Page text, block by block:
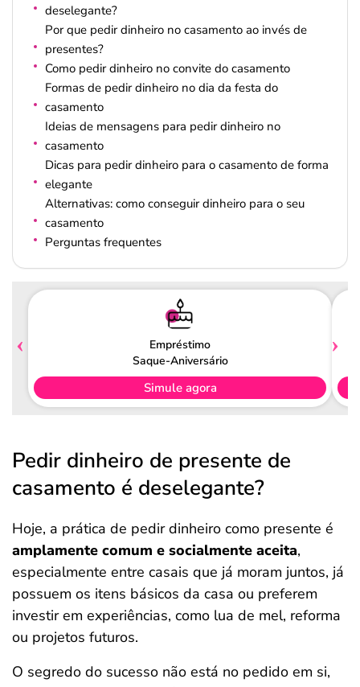
deselegante?
Por que pedir dinheiro no casamento ao invés de
presentes?
Como pedir dinheiro no convite do casamento
Formas de pedir dinheiro no dia da festa do
casamento
Ideias de mensagens para pedir dinheiro no
casamento
Dicas para pedir dinheiro para o casamento de forma
elegante
Alternativas: como conseguir dinheiro para o seu
casamento
Perguntas frequentes
Empréstimo
Saque-Aniversário
Simule agora
Pedir dinheiro de presente de
casamento é deselegante?
Hoje, a prática de pedir dinheiro como presente é
amplamente comum e socialmente aceita,
especialmente entre casais que já moram juntos, já
possuem os itens básicos da casa ou preferem
investir em experiências, como lua de mel, reforma
ou projetos futuros.
O segredo do sucesso não está no pedido em si,